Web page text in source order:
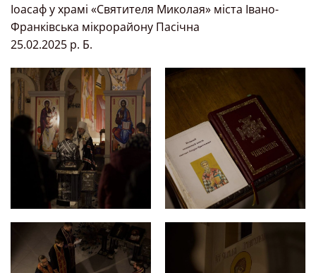
Іоасаф у храмі «Святителя Миколая» міста Івано-
Франківська мікрорайону Пасічна
25.02.2025 р. Б.